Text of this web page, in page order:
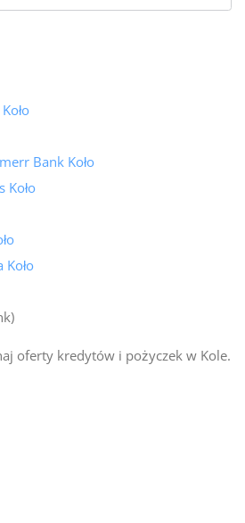
Bank Koło
Koło
Koło
oferty kredytów i pożyczek w Kole.